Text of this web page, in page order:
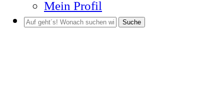
Mein Profil
Suche